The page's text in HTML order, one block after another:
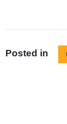
Posted in